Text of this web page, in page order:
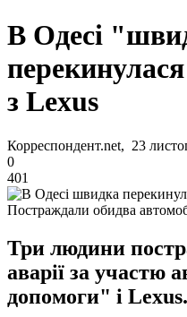
В Одесі
з Lexus
Корреспондент.net, 23
0
401
Постраждали обидва
Три людини
аварії за участю
допомоги" і Lexus.